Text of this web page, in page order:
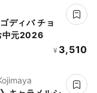
ディバ チョ
中元2026
¥ 3,510